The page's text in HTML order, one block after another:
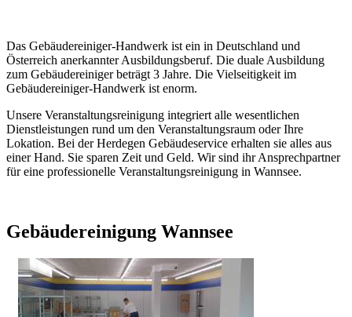
Das Gebäudereiniger-Handwerk ist ein in Deutschland und
Österreich anerkannter Ausbildungsberuf. Die duale Ausbildung
zum Gebäudereiniger beträgt 3 Jahre. Die Vielseitigkeit im
Gebäudereiniger-Handwerk ist enorm.
Unsere Veranstaltungsreinigung integriert alle wesentlichen
Dienstleistungen rund um den Veranstaltungsraum oder Ihre
Lokation. Bei der Herdegen Gebäudeservice erhalten sie alles aus
einer Hand. Sie sparen Zeit und Geld. Wir sind ihr Ansprechpartner
für eine professionelle Veranstaltungsreinigung in Wannsee.
Gebäudereinigung Wannsee